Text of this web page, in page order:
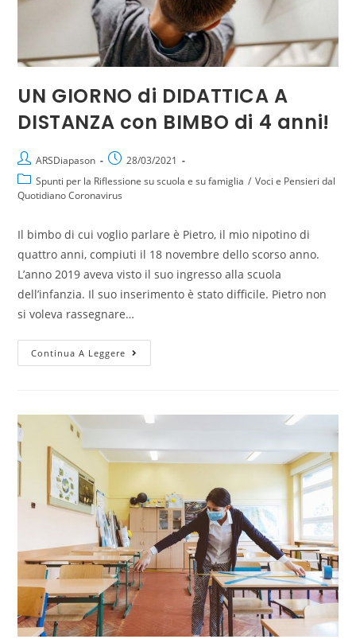
UN GIORNO di DIDATTICA A
DISTANZA con BIMBO di 4 anni!
ARSDiapason
28/03/2021
Spunti per la Riflessione su scuola e su famiglia / Voci e Pensieri dal
Quotidiano Coronavirus
Il bimbo di cui voglio parlare è Pietro, il mio nipotino di
quattro anni, compiuti il 18 novembre dello scorso anno.
L’anno 2019 aveva visto il suo ingresso alla scuola
dell’infanzia. Il suo inserimento è stato difficile. Pietro non
si voleva rassegnare…
Continua A Leggere